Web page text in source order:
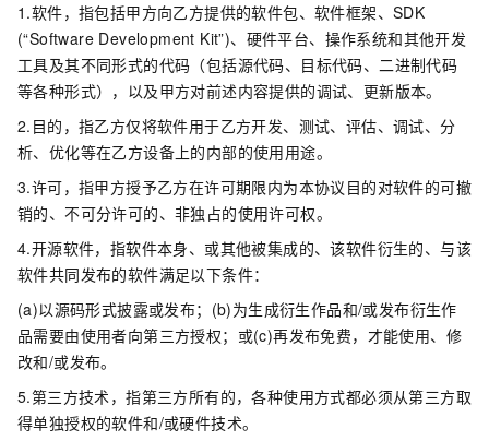
1.软件，指包括甲方向乙方提供的软件包、软件框架、SDK
(“Software Development Kit”)、硬件平台、操作系统和其他开发
工具及其不同形式的代码（包括源代码、目标代码、二进制代码
等各种形式），以及甲方对前述内容提供的调试、更新版本。
2.目的，指乙方仅将软件用于乙方开发、测试、评估、调试、分
析、优化等在乙方设备上的内部的使用用途。
3.许可，指甲方授予乙方在许可期限内为本协议目的对软件的可撤
销的、不可分许可的、非独占的使用许可权。
4.开源软件，指软件本身、或其他被集成的、该软件衍生的、与该
软件共同发布的软件满足以下条件：
(a)以源码形式披露或发布；(b)为生成衍生作品和/或发布衍生作
品需要由使用者向第三方授权；或(c)再发布免费，才能使用、修
改和/或发布。
5.第三方技术，指第三方所有的，各种使用方式都必须从第三方取
得单独授权的软件和/或硬件技术。